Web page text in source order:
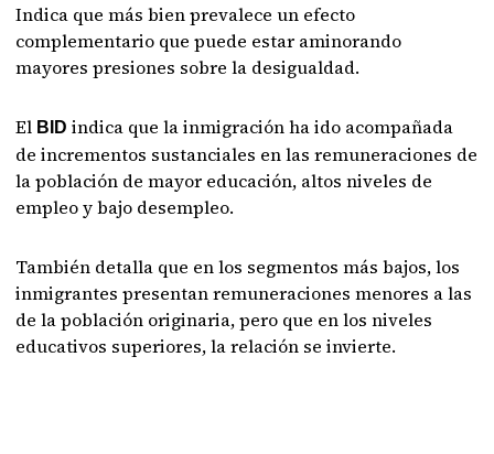
Indica que más bien prevalece un efecto
complementario que puede estar aminorando
mayores presiones sobre la desigualdad.
El BID indica que la inmigración ha ido acompañada
de incrementos sustanciales en las remuneraciones de
la población de mayor educación, altos niveles de
empleo y bajo desempleo.
También detalla que en los segmentos más bajos, los
inmigrantes presentan remuneraciones menores a las
de la población originaria, pero que en los niveles
educativos superiores, la relación se invierte.